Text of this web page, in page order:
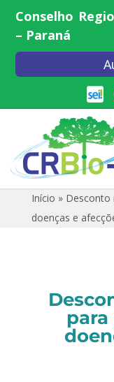
Conselho
– Paraná
Início » Desconto
doenças e